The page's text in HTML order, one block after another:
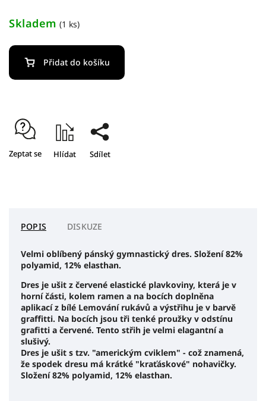
Skladem (1 ks)
Přidat do košíku
Zeptat se Hlídat Sdílet
POPIS DISKUZE
Velmi oblíbený pánský gymnastický dres. Složení 82%
polyamid, 12% elasthan.
Dres je ušit z červené elastické plavkoviny, která je v
horní části, kolem ramen a na bocích doplněna
aplikací z bílé Lemování rukávů a výstřihu je v barvě
graffitti. Na bocích jsou tři tenké proužky v odstínu
grafitti a červené. Tento střih je velmi elagantní a
slušivý.
Dres je ušit s tzv. "americkým cviklem" - což znamená,
že spodek dresu má krátké "kraťáskové" nohavičky.
Složení 82% polyamid, 12% elasthan.